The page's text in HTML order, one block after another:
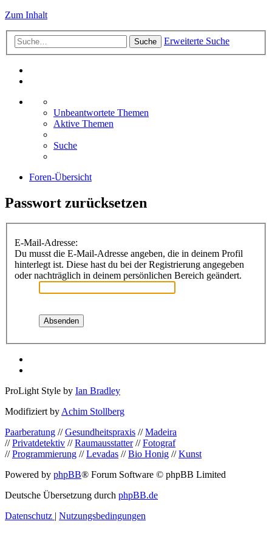
Zum Inhalt
Suche Erweiterte Suche
Unbeantwortete Themen
Aktive Themen
Suche
Foren-Übersicht
Passwort zurücksetzen
E-Mail-Adresse:
Du musst die E-Mail-Adresse angeben, die in deinem Profil
hinterlegt ist. Diese hast du bei der Registrierung angegeben
oder nachträglich in deinem persönlichen Bereich geändert.
ProLight Style by Ian Bradley
Modifiziert by Achim Stollberg
Paarberatung //Gesundheitspraxis //Madeira
//Privatdetektiv //Raumausstatter//Fotograf
//Programmierung //Levadas //Bio Honig //Kunst
Powered by phpBB® Forum Software © phpBB Limited
Deutsche Übersetzung durch phpBB.de
Datenschutz | Nutzungsbedingungen